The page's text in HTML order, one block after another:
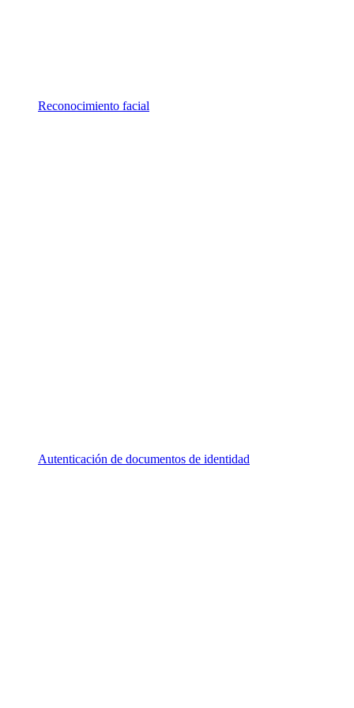
Reconocimiento facial
Autenticación de documentos de identidad